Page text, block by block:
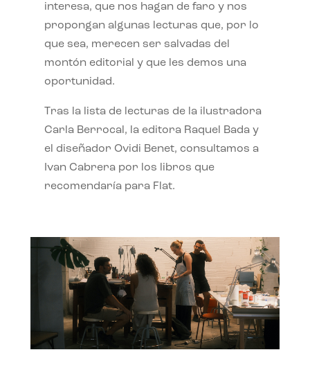
interesa, que nos hagan de faro y nos
propongan algunas lecturas que, por lo
que sea, merecen ser salvadas del
montón editorial y que les demos una
oportunidad.
Tras la lista de lecturas de la ilustradora
Carla Berrocal, la editora Raquel Bada y
el diseñador Ovidi Benet, consultamos a
Ivan Cabrera por los libros que
recomendaría para Flat.